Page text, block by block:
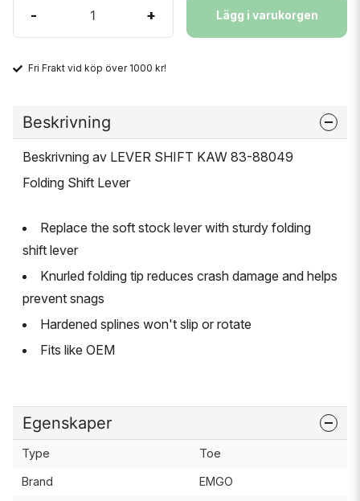
- + Lägg i varukorgen
Fri Frakt vid köp över 1000 kr!
Beskrivning
Beskrivning av LEVER SHIFT KAW 83-88049
Folding Shift Lever
Replace the soft stock lever with sturdy folding
shift lever
Knurled folding tip reduces crash damage and helps
prevent snags
Hardened splines won't slip or rotate
Fits like OEM
Egenskaper
Type Toe
Brand EMGO